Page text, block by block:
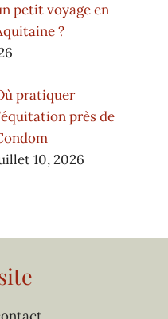
petit voyage en
?
pratiquer
près de
10, 2026